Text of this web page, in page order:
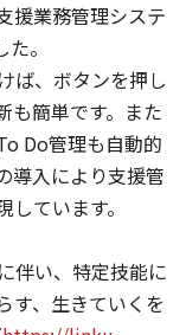
援業務管理システ
。
ば、ボタンを押し
も簡単です。また
Do管理も自動的
導入により支援管
ています。
伴い、特定技能に
す、生きていくを